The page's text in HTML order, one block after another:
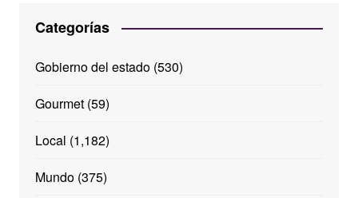
Categorías
Gobierno del estado(530)
Gourmet(59)
Local (1,182)
Mundo(375)